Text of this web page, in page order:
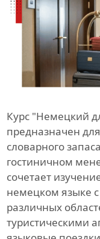
Курс "Немецкий
предназначен
словарного
гостиничном
сочетает
немецком языке
различных
туристическими